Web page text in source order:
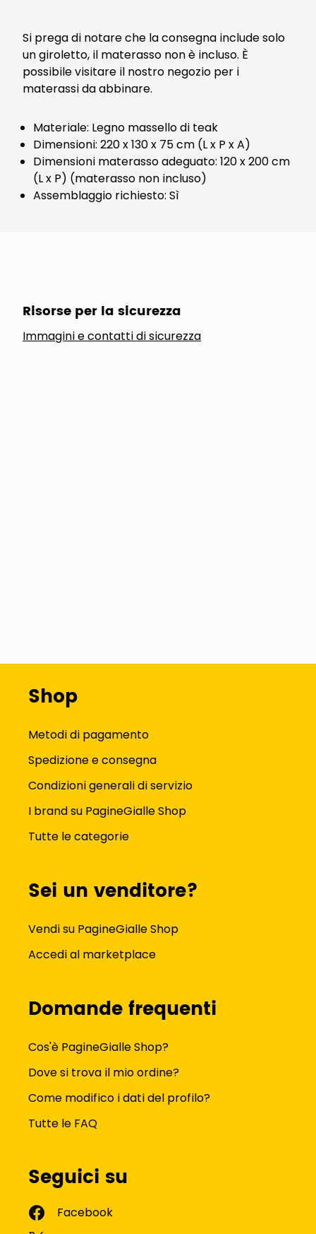
Si prega di notare che la consegna include solo
un giroletto, il materasso non è incluso. È
possibile visitare il nostro negozio per i
materassi da abbinare.
Materiale: Legno massello di teak
Dimensioni: 220 x 130 x 75 cm (L x P x A)
Dimensioni materasso adeguato: 120 x 200 cm
(L x P) (materasso non incluso)
Assemblaggio richiesto: Sì
Risorse per la sicurezza
Immagini e contatti di sicurezza
Shop
Metodi di pagamento
Spedizione e consegna
Condizioni generali di servizio
I brand su PagineGialle Shop
Tutte le categorie
Sei un venditore?
Vendi su PagineGialle Shop
Accedi al marketplace
Domande frequenti
Cos'è PagineGialle Shop?
Dove si trova il mio ordine?
Come modifico i dati del profilo?
Tutte le FAQ
Seguici su